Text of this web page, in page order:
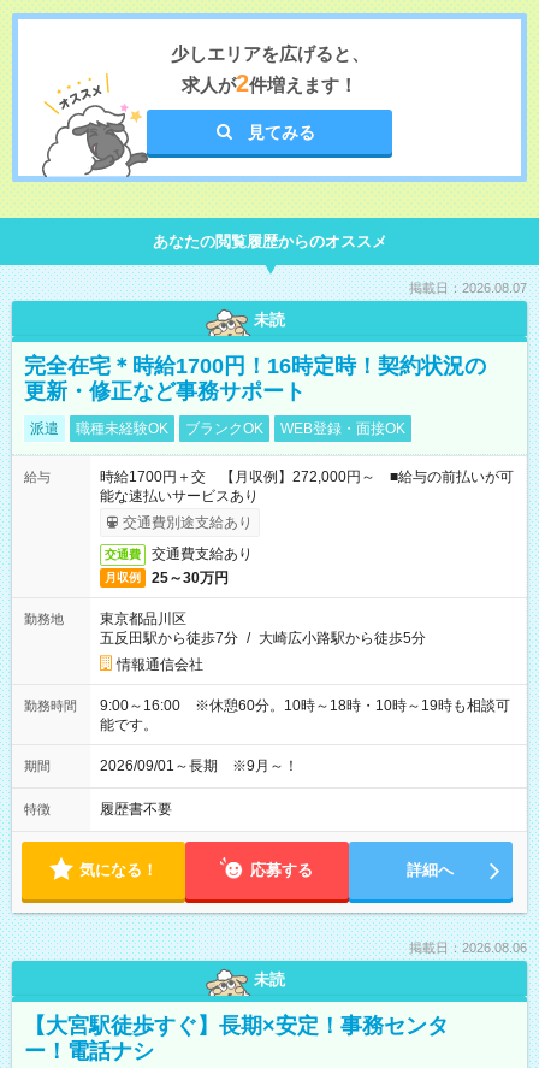
少しエリアを広げると、
求人が2件増えます！
見てみる
あなたの閲覧履歴からのオススメ
掲載日：2026.08.07
未読
完全在宅＊時給1700円！16時定時！契約状況の
更新・修正など事務サポート
派遣 職種未経験OK ブランクOK WEB登録・面接OK
給与
時給1700円＋交 【月収例】272,000円～ ■給与の前払いが可
能な速払いサービスあり
交通費別途支給あり
交通費 交通費支給あり
月収例 25～30万円
勤務地
東京都品川区
五反田駅から徒歩7分 / 大崎広小路駅から徒歩5分
情報通信会社
勤務時間
9:00～16:00 ※休憩60分。10時～18時・10時～19時も相談可
能です。
期間 2026/09/01～長期 ※9月～！
特徴 履歴書不要
気になる！ 応募する 詳細へ
掲載日：2026.08.06
未読
【大宮駅徒歩すぐ】長期×安定！事務センタ
ー！電話ナシ